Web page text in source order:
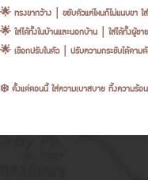
🌟 ทรงขากว้าง｜ขยับตัวแค่ไหนก็ไม่แนบขา ใ
🌟 ใส่ได้ทั้งในบ้านและนอกบ้าน｜ใส่ได้ทั้งผู้ช
🌟 เชือกปรับในตัว｜ปรับความกระชับได้ตาม
❄️ ตั้งแต่ตอนนี้ ใส่ความเบาสบาย ทิ้งความร้อ